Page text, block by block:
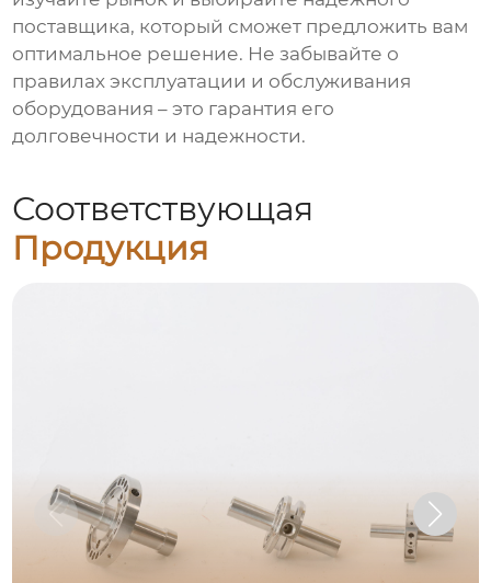
поставщика, который сможет предложить вам
оптимальное решение. Не забывайте о
правилах эксплуатации и обслуживания
оборудования – это гарантия его
долговечности и надежности.
Соответствующая
Продукция